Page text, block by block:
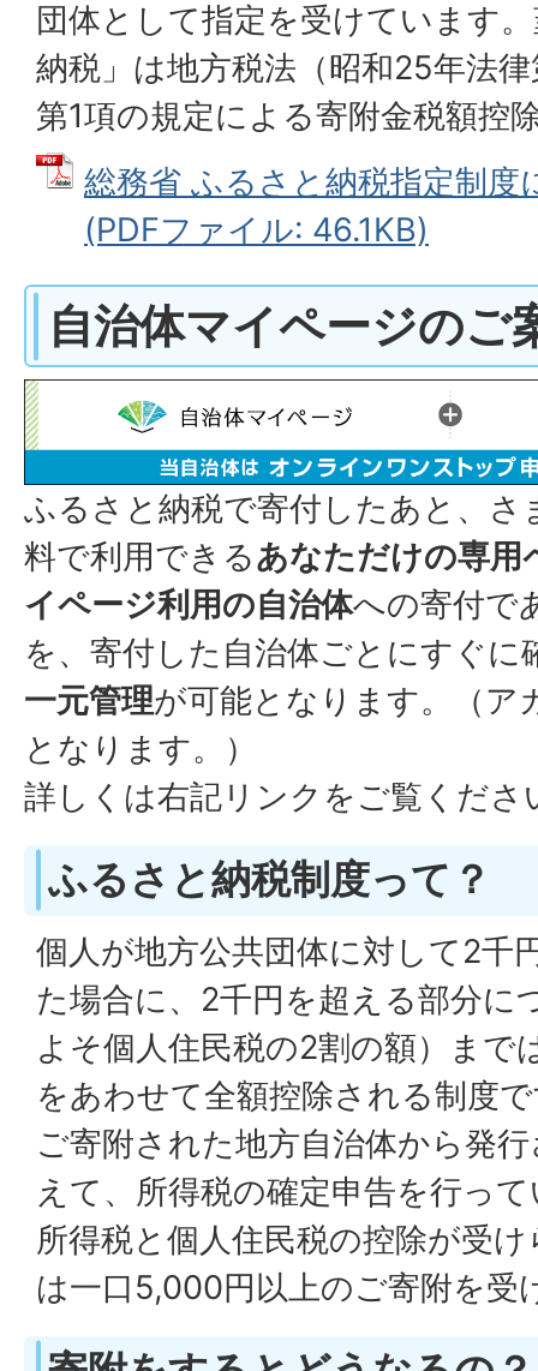
団体として指定を受けています
納税」は地方税法（昭和25年法
第1項の規定による寄附金税額控
総務省 ふるさと納税指定制度
(PDFファイル: 46.1KB)
自治体マイページのご
ふるさと納税で寄付したあと、さ
料で利用できるあなただけの専用
イページ利用の自治体への寄付で
を、寄付した自治体ごとにすぐに
一元管理が可能となります。（ア
となります。）
詳しくは右記リンクをご覧くだ
ふるさと納税制度って？
個人が地方公共団体に対して2千
た場合に、2千円を超える部分に
よそ個人住民税の2割の額）まで
をあわせて全額控除される制度
ご寄附された地方自治体から発
えて、所得税の確定申告を行っ
所得税と個人住民税の控除が受
は一口5,000円以上のご寄附を受